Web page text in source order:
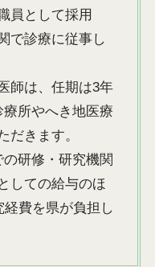
員として採用
で診療に従事し
師は、任期は3年
所やへき地医療
だきます。
研修・研究機関
しての給与のほ
費を県が負担し